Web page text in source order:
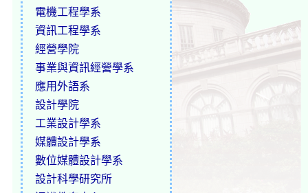
電機工程學系
資訊工程學系
經營學院
事業與資訊經營學系
應用外語系
設計學院
工業設計學系
媒體設計學系
數位媒體設計學系
設計科學研究所